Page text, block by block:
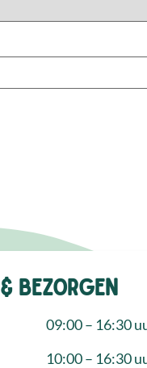
bezorgen
09:00 – 16:30
10:00 – 16:30